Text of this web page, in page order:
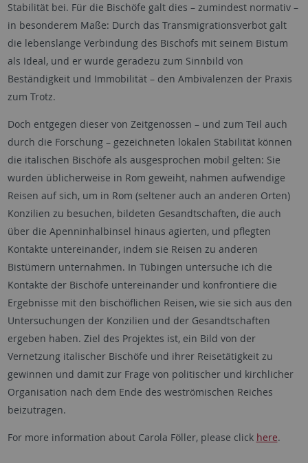
Stabilität bei. Für die Bischöfe galt dies – zumindest normativ –
in besonderem Maße: Durch das Transmigrationsverbot galt
die lebenslange Verbindung des Bischofs mit seinem Bistum
als Ideal, und er wurde geradezu zum Sinnbild von
Beständigkeit und Immobilität – den Ambivalenzen der Praxis
zum Trotz.
Doch entgegen dieser von Zeitgenossen – und zum Teil auch
durch die Forschung – gezeichneten lokalen Stabilität können
die italischen Bischöfe als ausgesprochen mobil gelten: Sie
wurden üblicherweise in Rom geweiht, nahmen aufwendige
Reisen auf sich, um in Rom (seltener auch an anderen Orten)
Konzilien zu besuchen, bildeten Gesandtschaften, die auch
über die Apenninhalbinsel hinaus agierten, und pflegten
Kontakte untereinander, indem sie Reisen zu anderen
Bistümern unternahmen. In Tübingen untersuche ich die
Kontakte der Bischöfe untereinander und konfrontiere die
Ergebnisse mit den bischöflichen Reisen, wie sie sich aus den
Untersuchungen der Konzilien und der Gesandtschaften
ergeben haben. Ziel des Projektes ist, ein Bild von der
Vernetzung italischer Bischöfe und ihrer Reisetätigkeit zu
gewinnen und damit zur Frage von politischer und kirchlicher
Organisation nach dem Ende des weströmischen Reiches
beizutragen.
For more information about Carola Föller, please click here.